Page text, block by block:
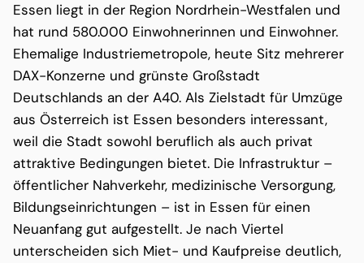
Essen liegt in der Region Nordrhein-Westfalen und
hat rund 580.000 Einwohnerinnen und Einwohner.
Ehemalige Industriemetropole, heute Sitz mehrerer
DAX-Konzerne und grünste Großstadt
Deutschlands an der A40. Als Zielstadt für Umzüge
aus Österreich ist Essen besonders interessant,
weil die Stadt sowohl beruflich als auch privat
attraktive Bedingungen bietet. Die Infrastruktur –
öffentlicher Nahverkehr, medizinische Versorgung,
Bildungseinrichtungen – ist in Essen für einen
Neuanfang gut aufgestellt. Je nach Viertel
unterscheiden sich Miet- und Kaufpreise deutlich,